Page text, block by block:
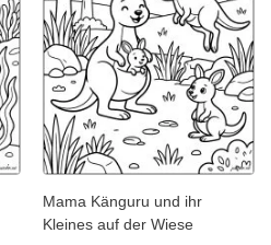
Mama Känguru und ihr
Kleines auf der Wiese